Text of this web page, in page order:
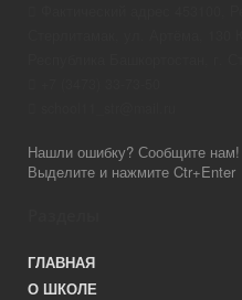
Нашли ошибку? Сообщите нам!
Выделите и нажмите Ctr+Enter
ГЛАВНАЯ
О ШКОЛЕ